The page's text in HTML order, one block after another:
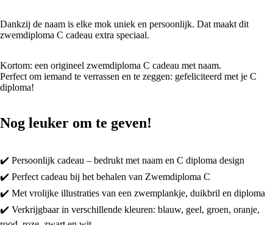
Dankzij de naam is elke mok uniek en persoonlijk. Dat maakt dit
zwemdiploma C cadeau extra speciaal.
Kortom: een origineel zwemdiploma C cadeau met naam.
Perfect om iemand te verrassen en te zeggen: gefeliciteerd met je C
diploma!
Nog leuker om te geven!
✔️ Persoonlijk cadeau – bedrukt met naam en C diploma design
✔️ Perfect cadeau bij het behalen van Zwemdiploma C
✔️ Met vrolijke illustraties van een zwemplankje, duikbril en diploma
✔️ Verkrijgbaar in verschillende kleuren: blauw, geel, groen, oranje,